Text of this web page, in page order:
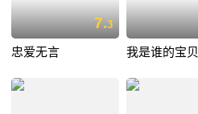
7.3
忠爱无言 我是谁的宝贝